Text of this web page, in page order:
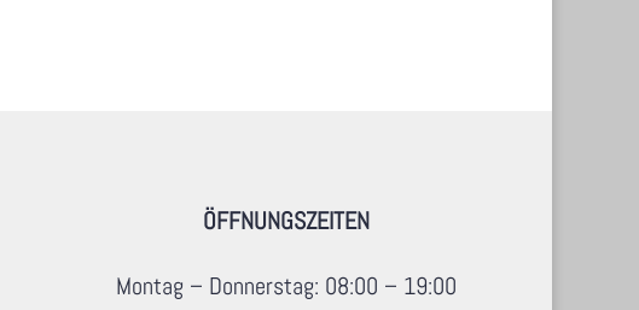
ÖFFNUNGSZEITEN
Montag – Donnerstag: 08:00 – 19:00